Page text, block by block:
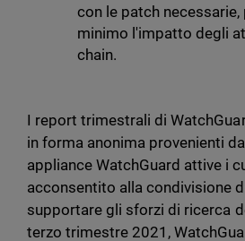
con le patch necessarie,
minimo l'impatto degli
chain.
I report trimestrali di
in forma anonima provenienti
appliance WatchGuard attive i
acconsentito alla condivisione
supportare gli sforzi di ricerca
terzo trimestre 2021,